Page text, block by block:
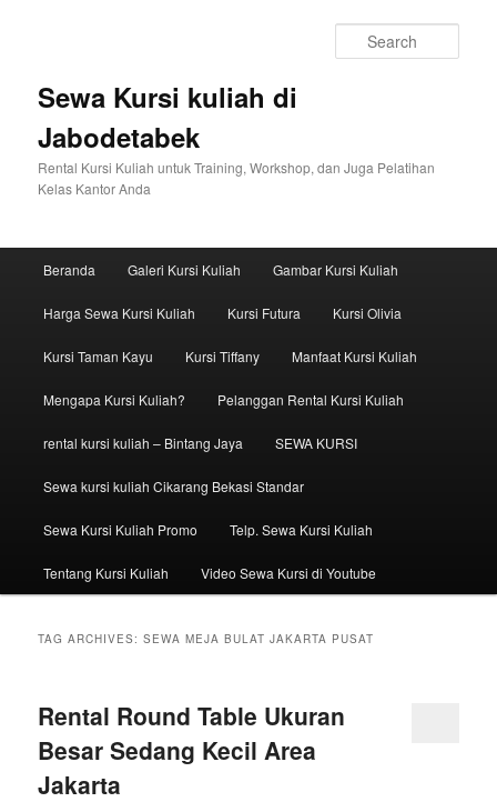
Sewa Kursi kuliah di
Jabodetabek
Rental Kursi Kuliah untuk Training, Workshop, dan Juga Pelatihan
Kelas Kantor Anda
Skip to primary content
Skip to secondary content
Beranda Galeri Kursi Kuliah Gambar Kursi Kuliah
Harga Sewa Kursi Kuliah Kursi Futura Kursi Olivia
Kursi Taman Kayu Kursi Tiffany Manfaat Kursi Kuliah
Mengapa Kursi Kuliah? Pelanggan Rental Kursi Kuliah
rental kursi kuliah – Bintang Jaya SEWA KURSI
Sewa kursi kuliah Cikarang Bekasi Standar
Sewa Kursi Kuliah Promo Telp. Sewa Kursi Kuliah
Tentang Kursi Kuliah Video Sewa Kursi di Youtube
TAG ARCHIVES:SEWA MEJA BULAT JAKARTA PUSAT
Rental Round Table Ukuran
Besar Sedang Kecil Area
Jakarta